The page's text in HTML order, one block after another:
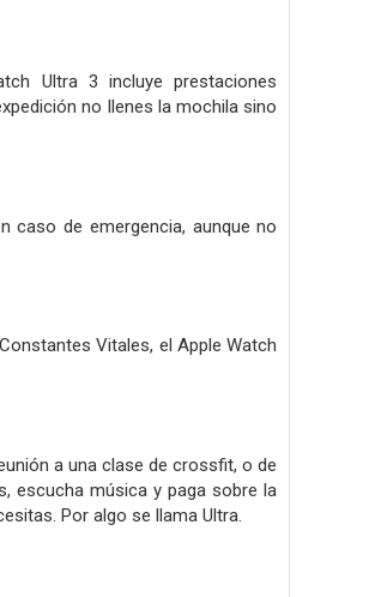
Ultra 3 incluye prestaciones
no llenes la mochila sino
caso de emergencia, aunque no
Vitales, el Apple Watch
a una clase de crossfit, o de
escucha música y paga sobre la
Por algo se llama Ultra.